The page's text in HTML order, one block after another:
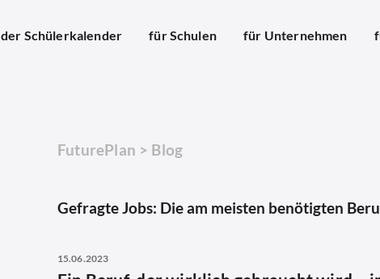
der Schülerkalender für Schulen für Unternehmen
FuturePlan > Blog
Gefragte Jobs: Die am meisten benötigten
15.06.2023